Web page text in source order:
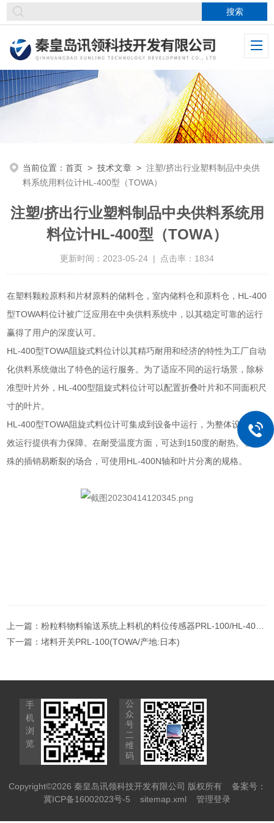
当前位置：首页 >技术文章 >注塑/挤出行业塑料制品中央供
料系统用料位计HL-400型（TOWA）
注塑/挤出行业塑料制品中央供料系统用
料位计HL-400型（TOWA）
更新时间：2023-05-24 | 点击率：1834
在塑料颗粒原料和片材原料的储料仓，室内储料仓和原料仓， HL-400
型TOWA料位计被广泛应用在中央供料系统中，以其稳定可靠的运行
赢得了用户的深度认可。
HL-400型TOWA阻旋式料位计以其精巧耐用和经济的特性为工厂自动
化供料系统做出了特色的运行服务。为了适应不同的运行场景，除标
准型叶片外， HL-400型阻旋式料位计可以配置折叠叶片和不同面积尺
寸的叶片。
HL-400型TOWA阻旋式料位计可集成到设备中运行，为整体设备的高
效运行提供有力保障。在耐受温度方面，可达到 150度的耐热。在特
殊的插销易断裂的场合，可使用HL-400N轴和叶片分离的规格。
上一篇：粉粒料物料输送系统上料机的料位传感器PRL-100/HL-400型（TOWA料位计）
下一篇：堵料开关PRL-100(TOWA/产地:日本)
手
机
浏
览
公
众
号
二
维
码
Copyright©2026 秦皇岛讯领科技开发有限公司 版权所有 备案号：
冀ICP备16002023号-5
sitemap.xml 管理登录